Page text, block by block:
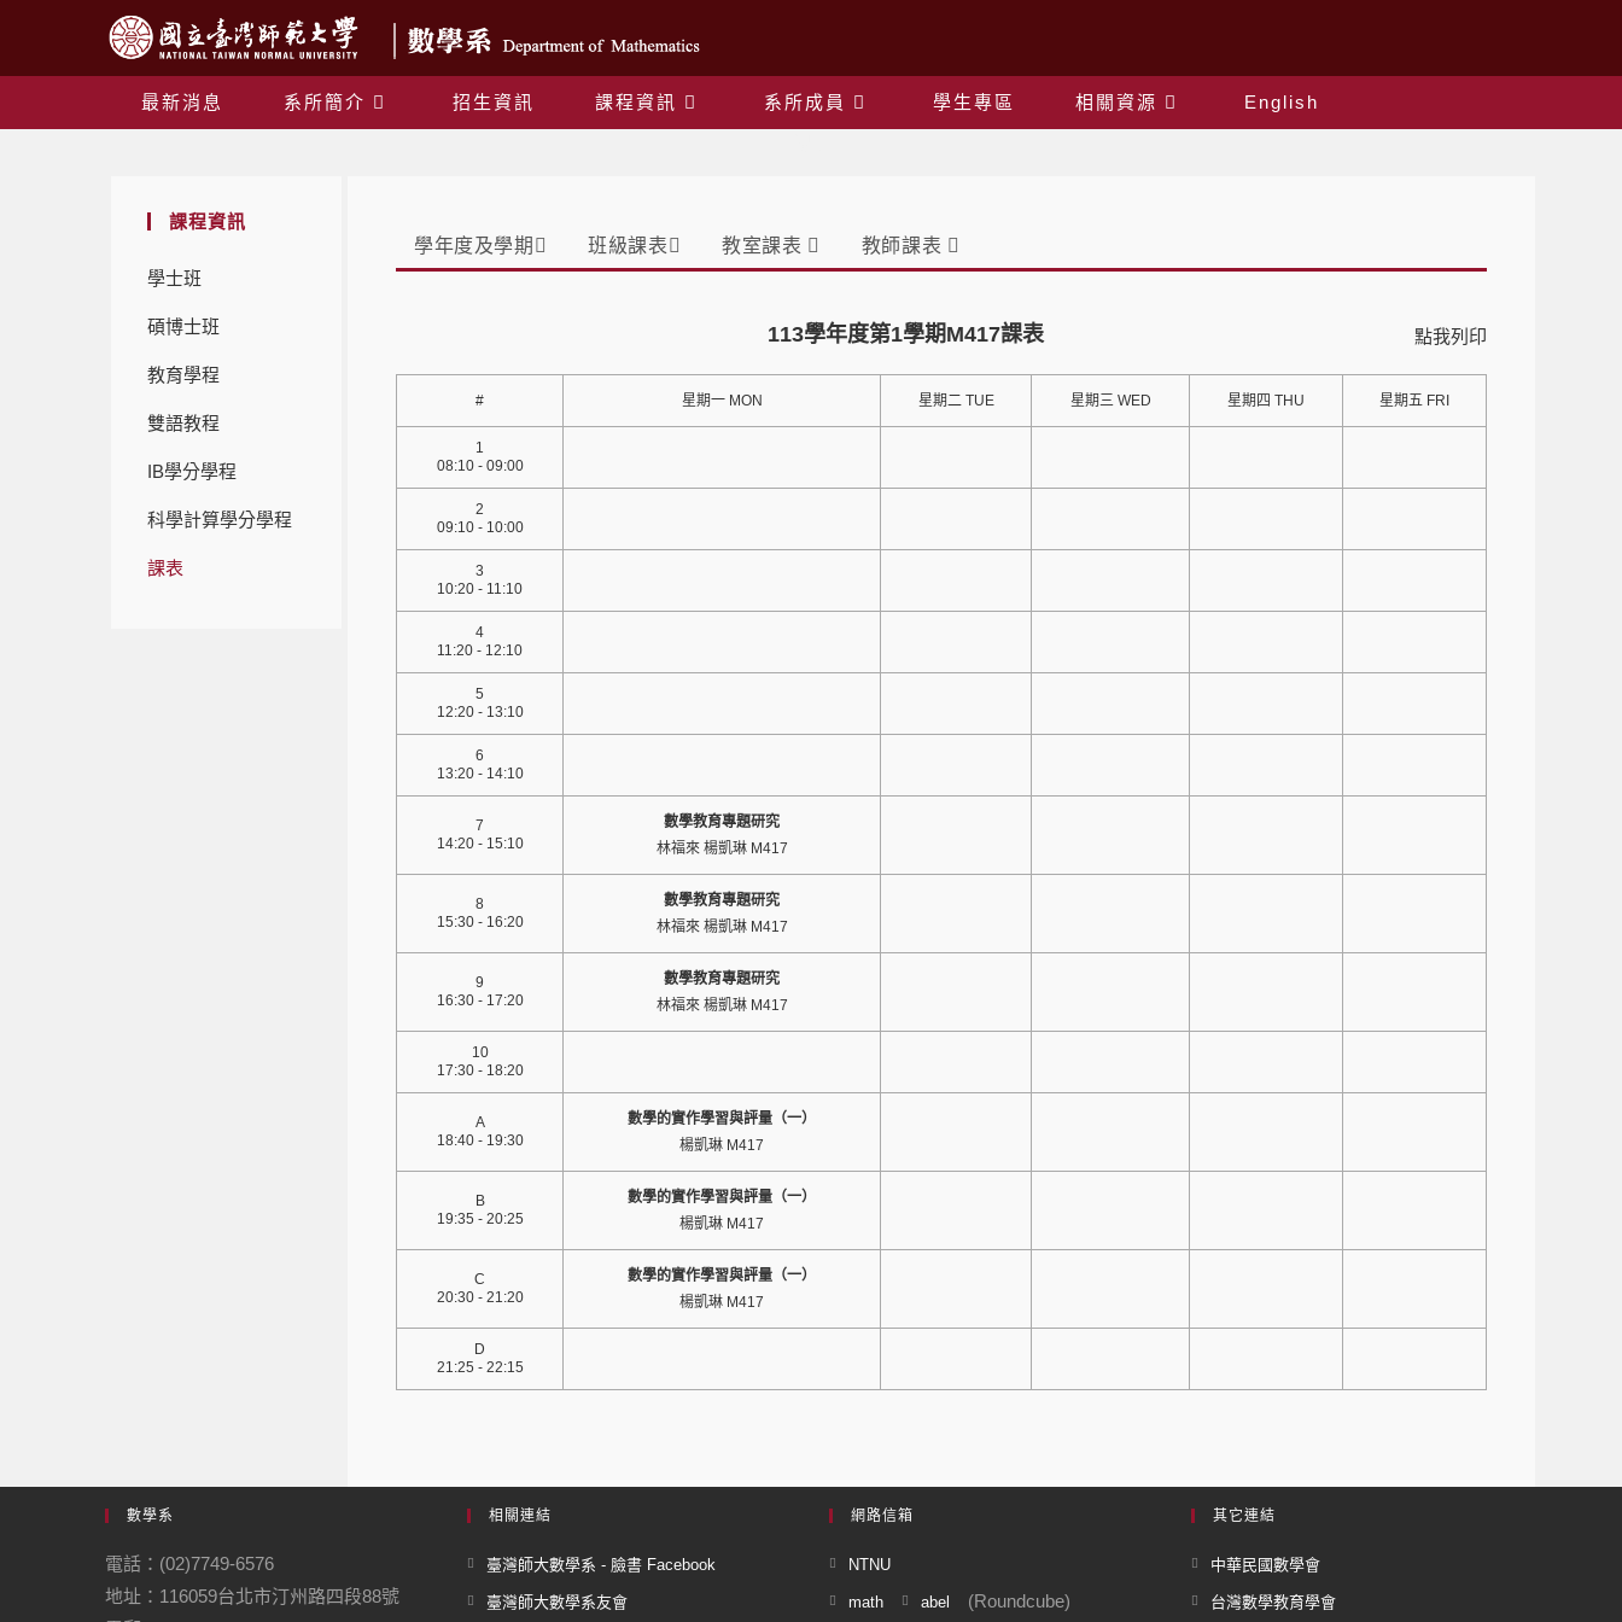
最新消息 系所簡介 招生資訊 課程資訊 系所成員 學生專區 相關資源
English
課程資訊
學士班
碩博士班
教育學程
雙語教程
IB學分學程
科學計算學分學程
課表
學年度及學期 班級課表 教室課表 教師課表
點我列印
113學年度第1學期M417課表
# 星期一 MON 星期二 TUE 星期三 WED 星期四 THU 星期五 FRI
1
08:10 - 09:00
2
09:10 - 10:00
3
10:20 - 11:10
4
11:20 - 12:10
5
12:20 - 13:10
6
13:20 - 14:10
7
14:20 - 15:10
數學教育專題研究
林福來 楊凱琳 M417
8
15:30 - 16:20
數學教育專題研究
林福來 楊凱琳 M417
9
16:30 - 17:20
數學教育專題研究
林福來 楊凱琳 M417
10
17:30 - 18:20
A
18:40 - 19:30
數學的實作學習與評量（一）
楊凱琳 M417
B
19:35 - 20:25
數學的實作學習與評量（一）
楊凱琳 M417
C
20:30 - 21:20
數學的實作學習與評量（一）
楊凱琳 M417
D
21:25 - 22:15
數學系
電話：(02)7749-6576
地址：116059台北市汀州路四段88號
相關連結
臺灣師大數學系 - 臉書 Facebook
臺灣師大數學系友會
網路信箱
NTNU
math abel (Roundcube)
其它連結
中華民國數學會
台灣數學教育學會